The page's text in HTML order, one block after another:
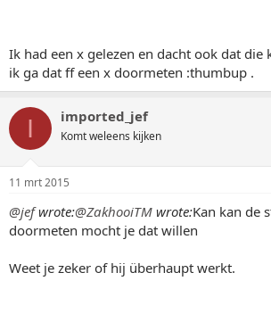
Ik had een x gelezen en dacht ook dat die
ik ga dat ff een x doormeten :thumbup .
I imported_jef
Komt weleens kijken
11 mrt 2015
@jefwrote:@ZakhooiTM wrote:Kan kan de
doormeten mocht je dat willen
Weet je zeker of hij überhaupt werkt.